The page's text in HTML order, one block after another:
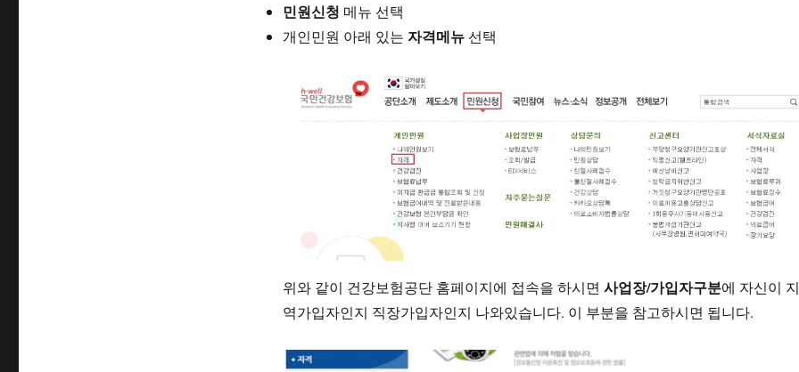
민원신청 메뉴 선택
개인민원 아래 있는 자격메뉴선택
위와 같이 건강보험공단 홈페이지에 접속을 하시면 사업장/가입자구분에 자신이 지
역가입자인지 직장가입자인지 나와있습니다. 이 부분을 참고하시면 됩니다.